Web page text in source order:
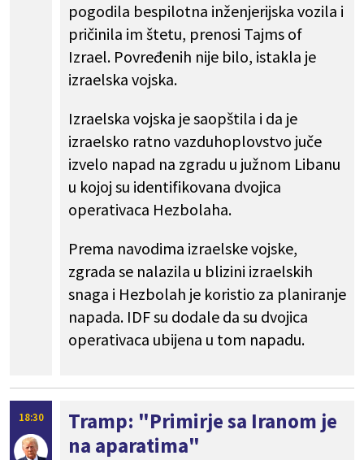
pogodila bespilotna inženjerijska vozila i
pričinila im štetu, prenosi Tajms of
Izrael. Povređenih nije bilo, istakla je
izraelska vojska.
Izraelska vojska je saopštila i da je
izraelsko ratno vazduhoplovstvo juče
izvelo napad na zgradu u južnom Libanu
u kojoj su identifikovana dvojica
operativaca Hezbolaha.
Prema navodima izraelske vojske,
zgrada se nalazila u blizini izraelskih
snaga i Hezbolah je koristio za planiranje
napada. IDF su dodale da su dvojica
operativaca ubijena u tom napadu.
18:30
Tramp: "Primirje sa Iranom je
na aparatima"